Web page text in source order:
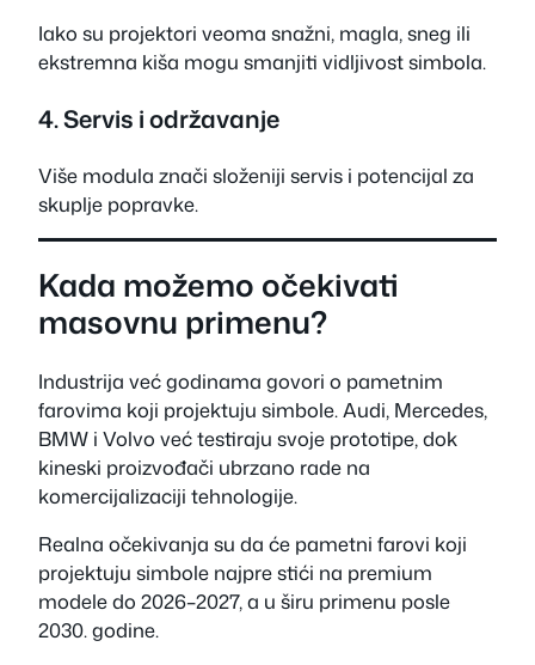
Iako su projektori veoma snažni, magla, sneg ili
ekstremna kiša mogu smanjiti vidljivost simbola.
4. Servis i održavanje
Više modula znači složeniji servis i potencijal za
skuplje popravke.
Kada možemo očekivati
masovnu primenu?
Industrija već godinama govori o pametnim
farovima koji projektuju simbole. Audi, Mercedes,
BMW i Volvo već testiraju svoje prototipe, dok
kineski proizvođači ubrzano rade na
komercijalizaciji tehnologije.
Realna očekivanja su da će pametni farovi koji
projektuju simbole najpre stići na premium
modele do 2026–2027, a u širu primenu posle
2030. godine.